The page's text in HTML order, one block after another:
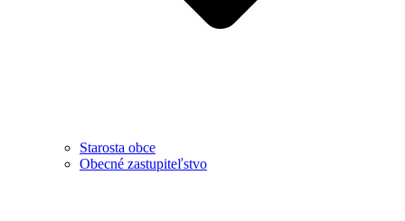
Starosta obce
Obecné zastupiteľstvo